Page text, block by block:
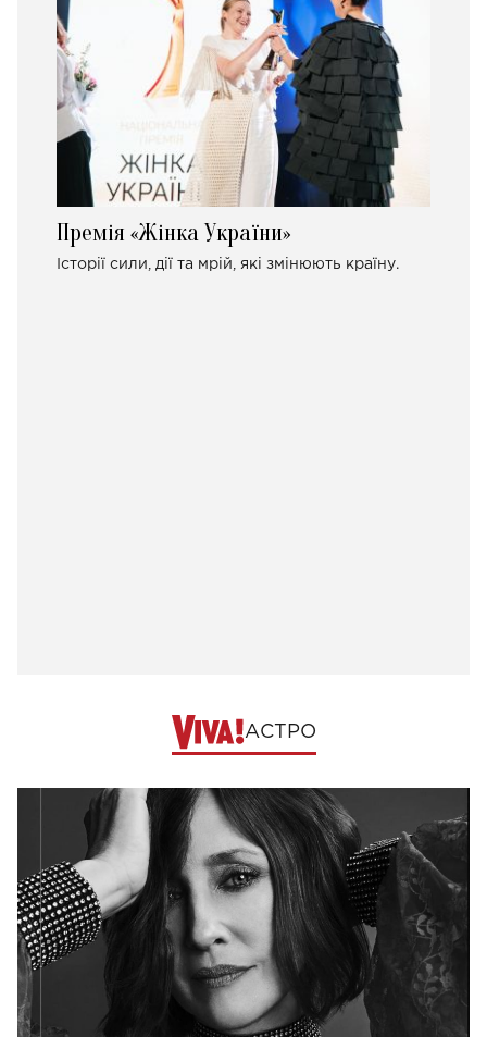
Премія «Жінка України»
Історії сили, дії та мрій, які змінюють країну.
АСТРО